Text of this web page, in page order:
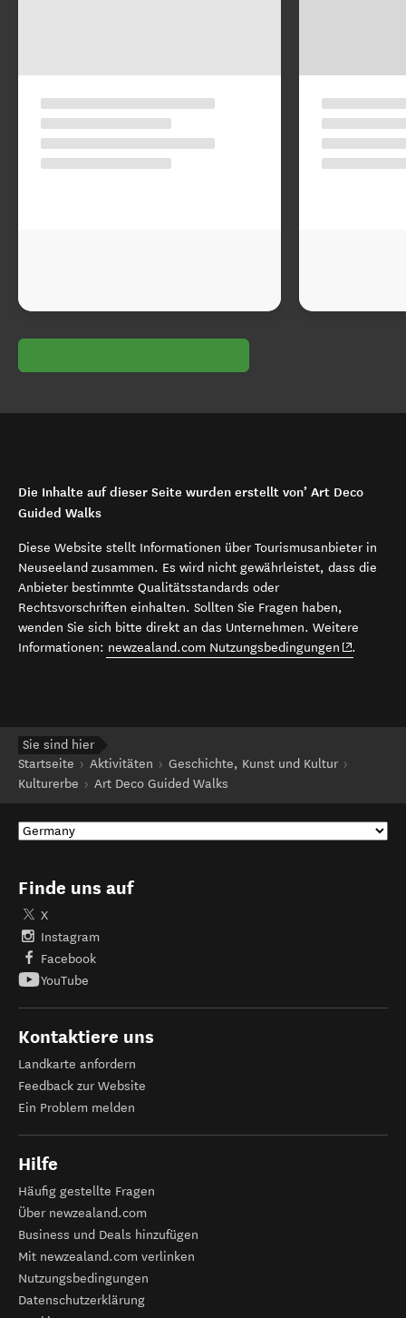
Die Inhalte auf dieser Seite wurden erstellt von’ Art Deco
Guided Walks
Diese Website stellt Informationen über Tourismusanbieter in
Neuseeland zusammen. Es wird nicht gewährleistet, dass die
Anbieter bestimmte Qualitätsstandards oder
Rechtsvorschriften einhalten. Sollten Sie Fragen haben,
wenden Sie sich bitte direkt an das Unternehmen. Weitere
Informationen: newzealand.com Nutzungsbedingungen (opens in
.
Sie sind hier
Startseite
Aktivitäten
Geschichte, Kunst und Kultur
Kulturerbe
Art Deco Guided Walks
Finde uns auf
X
Instagram
Facebook
YouTube
Kontaktiere uns
Landkarte anfordern
Feedback zur Website
Ein Problem melden
Hilfe
Häufig gestellte Fragen
Über newzealand.com
Business und Deals hinzufügen
Mit newzealand.com verlinken
Nutzungsbedingungen
Datenschutzerklärung